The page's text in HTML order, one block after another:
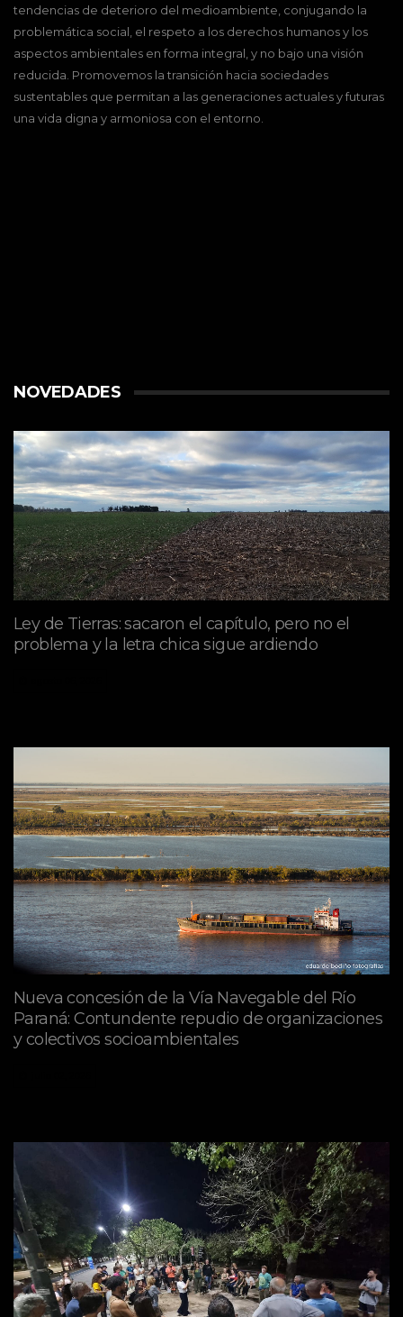
tendencias de deterioro del medioambiente, conjugando la
problemática social, el respeto a los derechos humanos y los
aspectos ambientales en forma integral, y no bajo una visión
reducida. Promovemos la transición hacia sociedades
sustentables que permitan a las generaciones actuales y futuras
una vida digna y armoniosa con el entorno.
NOVEDADES
Ley de Tierras: sacaron el capítulo, pero no el
problema y la letra chica sigue ardiendo
Nueva concesión de la Vía Navegable del Río
Paraná: Contundente repudio de organizaciones
y colectivos socioambientales